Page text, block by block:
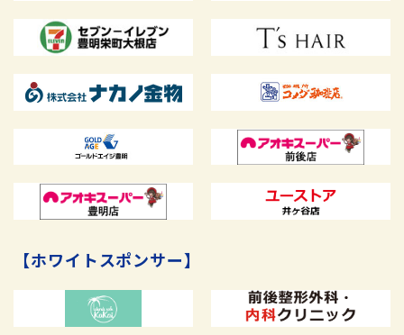
【ホワイトスポンサー】